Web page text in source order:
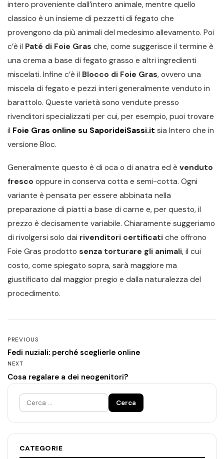
intero proveniente dall’intero animale, mentre quello
classico è un insieme di pezzetti di fegato che
provengono da più animali del medesimo allevamento. Poi
c’è il Paté di Foie Gras che, come suggerisce il termine è
una crema a base di fegato grasso e altri ingredienti
miscelati. Infine c’è il Blocco di Foie Gras, ovvero una
miscela di fegato e pezzi interi generalmente venduto in
barattolo. Queste varietà sono vendute presso
rivenditori specializzati per cui, per esempio, puoi trovare
il Foie Gras online su SaporideiSassi.it sia Intero che in
versione Bloc.
Generalmente questo è di oca o di anatra ed è venduto
fresco oppure in conserva cotta e semi-cotta. Ogni
variante è pensata per essere abbinata nella
preparazione di piatti a base di carne e, per questo, il
prezzo è decisamente variabile. Chiaramente suggeriamo
di rivolgersi solo dai rivenditori certificatiche offrono
Foie Gras prodotto senza torturare gli animali, il cui
costo, come spiegato sopra, sarà maggiore ma
giustificato dal maggior pregio e dalla naturalezza del
procedimento.
PREVIOUS
Fedi nuziali: perché sceglierle online
NEXT
Cosa regalare a dei neogenitori?
Ricerca
per:
CATEGORIE